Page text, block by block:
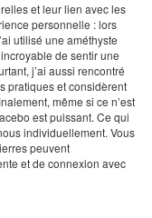
et leur lien avec les
personnelle : lors
utilisé une améthyste
de sentir une
j’ai aussi rencontré
pratiques et considèrent
même si ce n’est
est puissant. Ce qui
individuellement. Vous
peuvent
et de connexion avec